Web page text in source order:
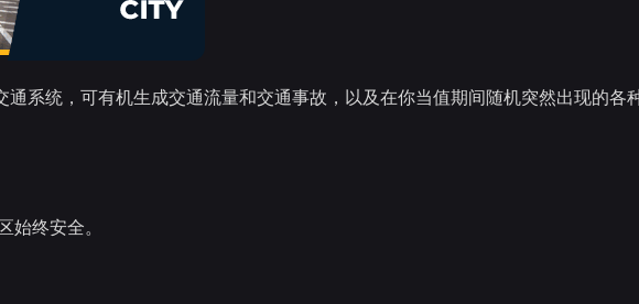
通系统，可有机生成交通流量和交通事故，以及在你当值期间随机突然出现的各
终安全。